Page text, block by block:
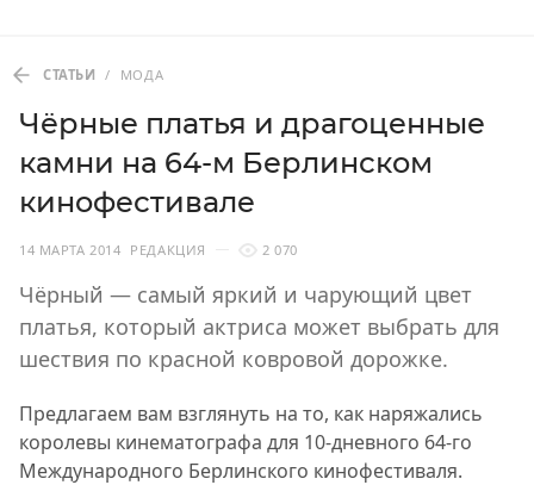
СТАТЬИ / МОДА
Чёрные платья и драгоценные
камни на 64-м Берлинском
кинофестивале
14 МАРТА 2014 РЕДАКЦИЯ 2 070
Чёрный — самый яркий и чарующий цвет
платья, который актриса может выбрать для
шествия по красной ковровой дорожке.
Предлагаем вам взглянуть на то, как наряжались
королевы кинематографа для 10-дневного 64-го
Международного Берлинского кинофестиваля.